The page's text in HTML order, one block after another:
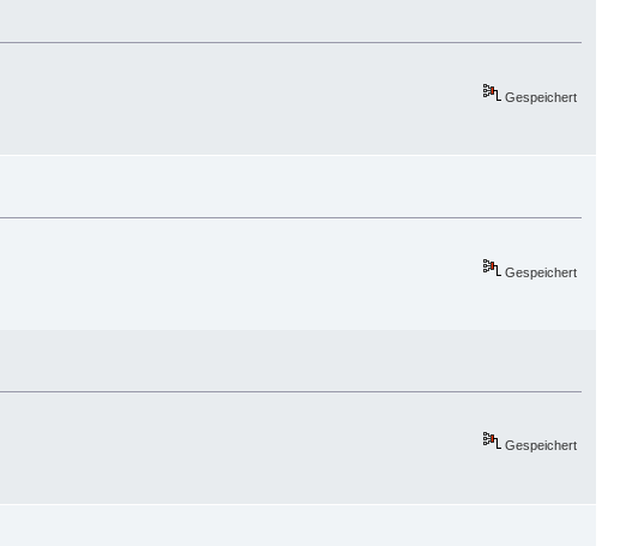
Gespeichert
Gespeichert
Gespeichert